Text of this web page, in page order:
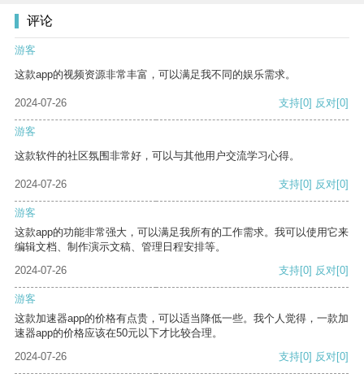
评论
游客
这款app的视频资源非常丰富，可以满足我不同的娱乐需求。
2024-07-26 支持[0] 反对[0]
游客
这款软件的社区氛围非常好，可以与其他用户交流学习心得。
2024-07-26 支持[0] 反对[0]
游客
这款app的功能非常强大，可以满足我所有的工作需求。我可以使用它来
编辑文档、制作演示文稿、管理日程安排等。
2024-07-26
支持[0] 反对[0]
游客
这款加速器app的价格有点贵，可以适当降低一些。我个人觉得，一款加
速器app的价格应该在50元以下才比较合理。
2024-07-26
支持[0] 反对[0]